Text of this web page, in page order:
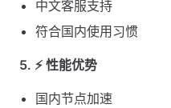
中文客服支持
符合国内使用习惯
5. ⚡ 性能优势
国内节点加速